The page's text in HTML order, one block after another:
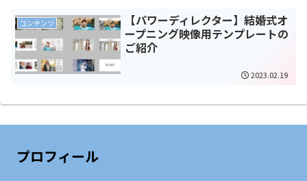
コンテンツ
【パワーディレクター】結婚式オ
ープニング映像用テンプレートの
ご紹介
2023.02.19
プロフィール